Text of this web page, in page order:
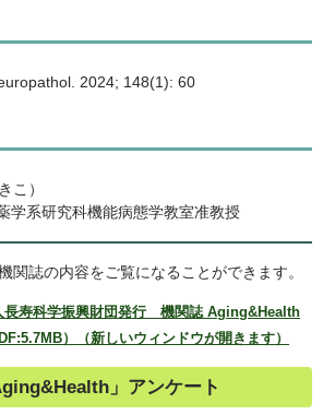
2024; 148(1): 60
）
学系研究科機能病態学教室准教授
関誌の内容をご覧になることができます。
長寿科学振興財団発行 機関誌 Aging&Health
）（新しいウィンドウが開きます）
」アンケート